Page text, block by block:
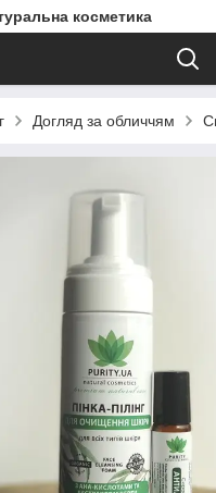
косметика
Догляд за обличчям